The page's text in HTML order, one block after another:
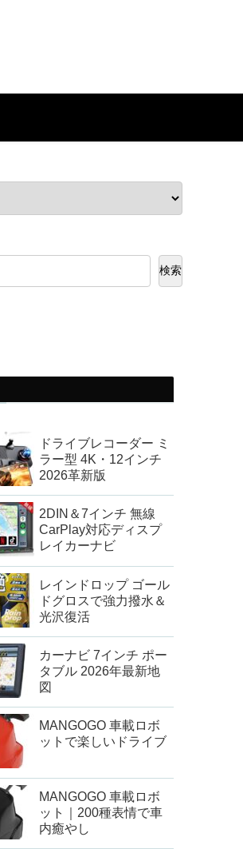
検索
ドライブレコーダー ミ
ラー型 4K・12インチ
2026革新版
2DIN＆7インチ 無線
CarPlay対応ディスプ
レイカーナビ
レインドロップ ゴール
ドグロスで強力撥水＆
光沢復活
カーナビ 7インチ ポー
タブル 2026年最新地
図
MANGOGO 車載ロボ
ットで楽しいドライブ
MANGOGO 車載ロボ
ット｜200種表情で車
内癒やし